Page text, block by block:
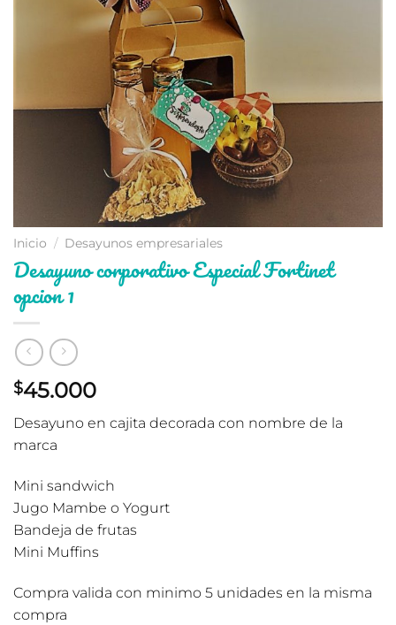
Inicio / Desayunos empresariales
Desayuno corporativo Especial Fortinet
opcion 1
$45.000
Desayuno en cajita decorada con nombre de la
marca
Mini sandwich
Jugo Mambe o Yogurt
Bandeja de frutas
Mini Muffins
Compra valida con minimo 5 unidades en la misma
compra